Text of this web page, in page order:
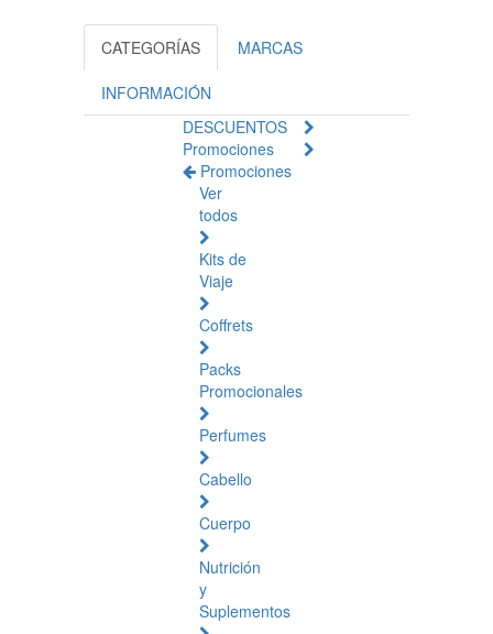
CATEGORÍAS MARCAS
INFORMACIÓN
DESCUENTOS
Promociones
Promociones
Ver
todos
Kits de
Viaje
Coffrets
Packs
Promocionales
Perfumes
Cabello
Cuerpo
Nutrición
y
Suplementos